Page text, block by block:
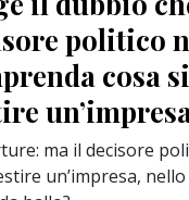
politico
cosa
un’impresa
ma il decisore
un’impresa,